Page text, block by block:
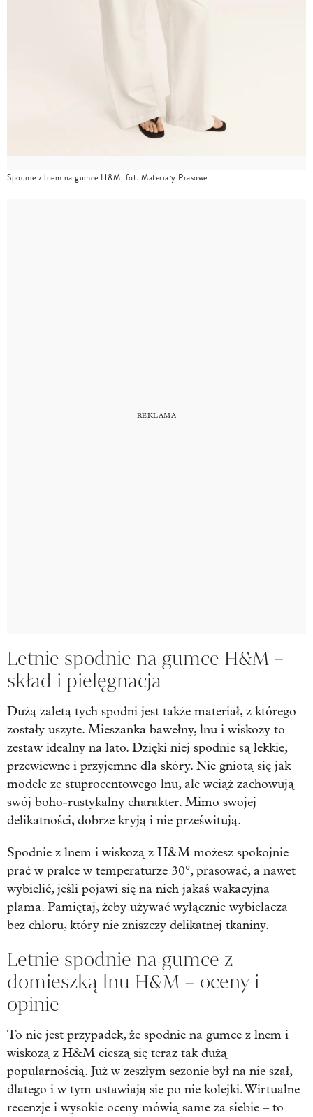
Spodnie z lnem na gumce H&M, fot. Materiały Prasowe
Letnie spodnie na gumce H&M –
skład i pielęgnacja
Dużą zaletą tych spodni jest także materiał, z którego
zostały uszyte. Mieszanka bawełny, lnu i wiskozy to
zestaw idealny na lato. Dzięki niej spodnie są lekkie,
przewiewne i przyjemne dla skóry. Nie gniotą się jak
modele ze stuprocentowego lnu, ale wciąż zachowują
swój boho-rustykalny charakter. Mimo swojej
delikatności, dobrze kryją i nie prześwitują.
Spodnie z lnem i wiskozą z H&M możesz spokojnie
prać w pralce w temperaturze 30°, prasować, a nawet
wybielić, jeśli pojawi się na nich jakaś wakacyjna
plama. Pamiętaj, żeby używać wyłącznie wybielacza
bez chloru, który nie zniszczy delikatnej tkaniny.
Letnie spodnie na gumce z
domieszką lnu H&M – oceny i
opinie
To nie jest przypadek, że spodnie na gumce z lnem i
wiskozą z H&M cieszą się teraz tak dużą
popularnością. Już w zeszłym sezonie był na nie szał,
dlatego i w tym ustawiają się po nie kolejki. Wirtualne
recenzje i wysokie oceny mówią same za siebie – to